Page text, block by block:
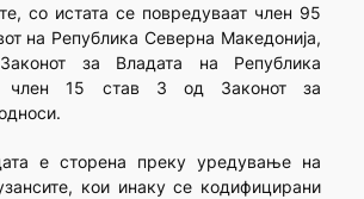
со истата се повредуваат член 95
на Република Северна Македонија,
за Владата на Република
член 15 став 3 од Законот за
е сторена преку уредување на
кои инаку се кодифицирани